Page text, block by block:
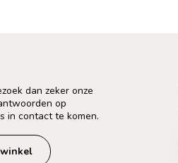
dan zeker onze
op
in contact te komen.